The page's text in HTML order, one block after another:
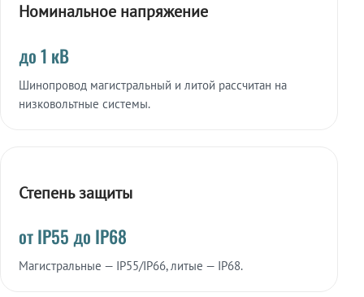
Номинальное напряжение
до 1 кВ
Шинопровод магистральный и литой рассчитан на
низковольтные системы.
Степень защиты
от IP55 до IP68
Магистральные — IP55/IP66, литые — IP68.